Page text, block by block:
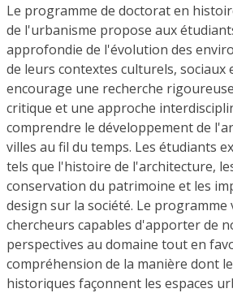
Le programme de doctorat en
de l'urbanisme propose aux
approfondie de l'évolution des
de leurs contextes culturels, sociaux
encourage une recherche
critique et une approche
comprendre le développement de
villes au fil du temps. Les étudiants
tels que l'histoire de l'architecture,
conservation du patrimoine et les
design sur la société. Le programme
chercheurs capables d'apporter de
perspectives au domaine tout en
compréhension de la manière dont
historiques façonnent les espaces